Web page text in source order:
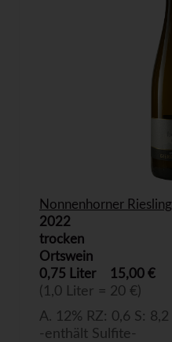
Nonnenhorner Riesling
2022
trocken
Ortswein
0,75 Liter
15,00 €
(1,0 Liter = 20 €)
A. 12% RZ: 0,6 S: 8,2
-enthält Sulfite-